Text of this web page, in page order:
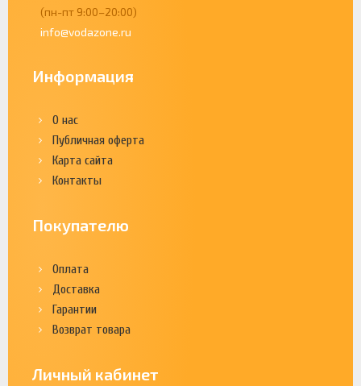
(пн-пт 9:00–20:00)
info@vodazone.ru
Информация
О нас
Публичная оферта
Карта сайта
Контакты
Покупателю
Оплата
Доставка
Гарантии
Возврат товара
Личный кабинет